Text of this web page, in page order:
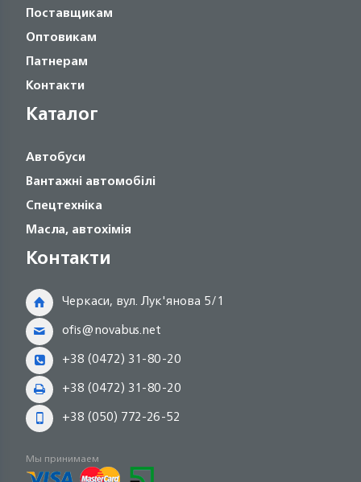
Поставщикам
Оптовикам
Патнерам
Контакти
Каталог
Автобуси
Вантажні автомобілі
Спецтехніка
Масла, автохімія
Контакти
Черкаси, вул. Лук'янова 5/1
ofis@novabus.net
+38 (0472) 31-80-20
+38 (0472) 31-80-20
+38 (050) 772-26-52
Мы принимаем